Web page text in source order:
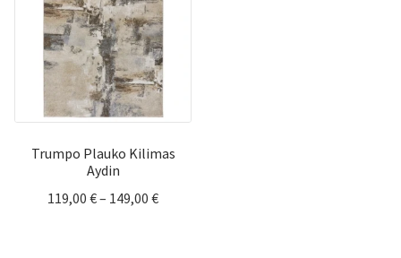
Trumpo Plauko Kilimas
Aydin
119,00 €– 149,00 €Price